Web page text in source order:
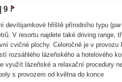
| 9
devítijamkové hřiště přírodního typu
V resortu najdete také driving range,
cvičné plochy. Celoročně je v provozu
rozsáhlého lázeňského a hotelového
využít lázeňské a relaxační procedury
s provozem od května do konce